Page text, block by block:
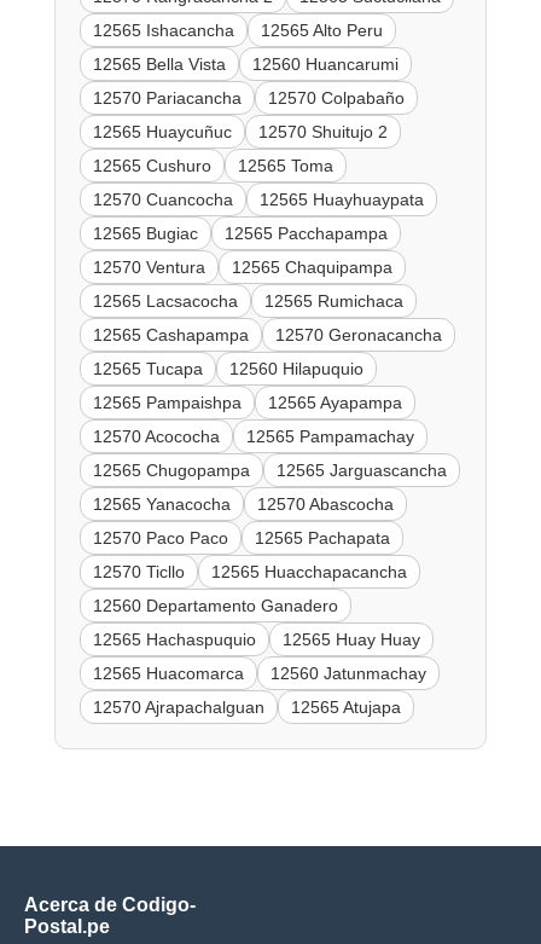
12565 Ishacancha
12565 Alto Peru
12565 Bella Vista
12560 Huancarumi
12570 Pariacancha
12570 Colpabaño
12565 Huaycuñuc
12570 Shuitujo 2
12565 Cushuro
12565 Toma
12570 Cuancocha
12565 Huayhuaypata
12565 Bugiac
12565 Pacchapampa
12570 Ventura
12565 Chaquipampa
12565 Lacsacocha
12565 Rumichaca
12565 Cashapampa
12570 Geronacancha
12565 Tucapa
12560 Hilapuquio
12565 Pampaishpa
12565 Ayapampa
12570 Acococha
12565 Pampamachay
12565 Chugopampa
12565 Jarguascancha
12565 Yanacocha
12570 Abascocha
12570 Paco Paco
12565 Pachapata
12570 Ticllo
12565 Huacchapacancha
12560 Departamento Ganadero
12565 Hachaspuquio
12565 Huay Huay
12565 Huacomarca
12560 Jatunmachay
12570 Ajrapachalguan
12565 Atujapa
Acerca de Codigo-
Postal.pe